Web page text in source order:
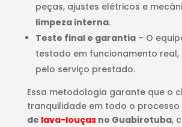
peças, ajustes elétricos e
limpeza interna.
Teste final e garantia– O
testado em funcionamento
pelo serviço prestado.
Essa metodologia garante que o
tranquilidade em todo o processo
de lava-louçasno Guabirotuba,